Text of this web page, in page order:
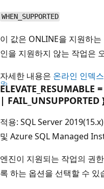
WHEN_SUPPORTED
이 값은 ONLINE을 지원하
인을 지원하지 않는 작업은
자세한 내용은 온라인 인덱
ELEVATE_RESUMABLE
| FAIL_UNSUPPORTED
적용: SQL Server
및 Azure SQL Managed
엔진이 지원되는 작업의 권
록 하는 옵션을 선택할 수 있